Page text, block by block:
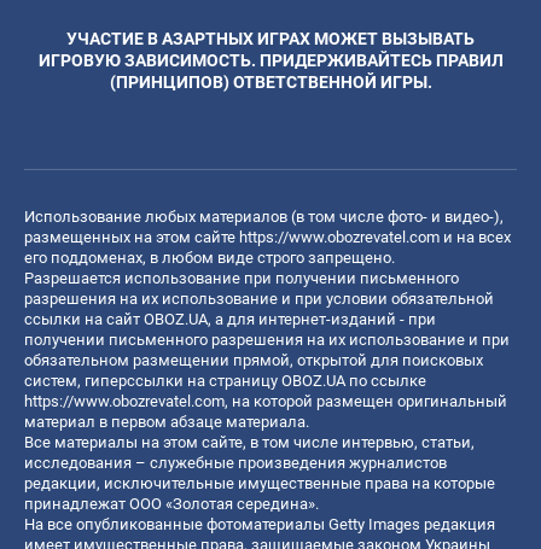
УЧАСТИЕ В АЗАРТНЫХ ИГРАХ МОЖЕТ ВЫЗЫВАТЬ
ИГРОВУЮ ЗАВИСИМОСТЬ. ПРИДЕРЖИВАЙТЕСЬ ПРАВИЛ
(ПРИНЦИПОВ) ОТВЕТСТВЕННОЙ ИГРЫ.
Использование любых материалов (в том числе фото- и видео-),
размещенных на этом сайте https://www.obozrevatel.com и на всех
его поддоменах, в любом виде строго запрещено.
Разрешается использование при получении письменного
разрешения на их использование и при условии обязательной
ссылки на сайт OBOZ.UA, а для интернет-изданий - при
получении письменного разрешения на их использование и при
обязательном размещении прямой, открытой для поисковых
систем, гиперссылки на страницу OBOZ.UA по ссылке
https://www.obozrevatel.com, на которой размещен оригинальный
материал в первом абзаце материала.
Все материалы на этом сайте, в том числе интервью, статьи,
исследования – служебные произведения журналистов
редакции, исключительные имущественные права на которые
принадлежат ООО «Золотая середина».
На все опубликованные фотоматериалы Getty Images редакция
имеет имущественные права, защищаемые законом Украины